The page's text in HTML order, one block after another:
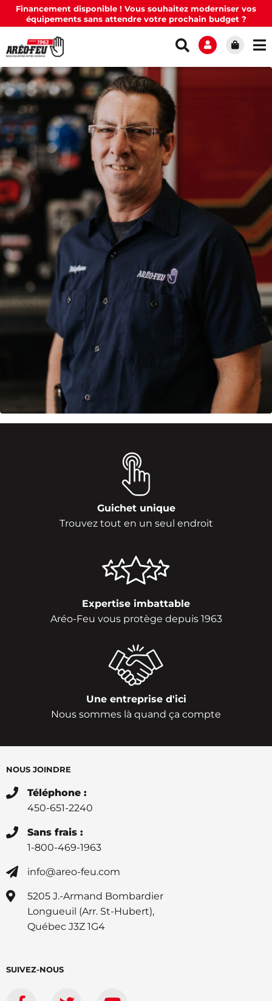
Financement disponible ! Vous souhaitez moderniser vos
équipements sans attendre votre prochain budget ?
Guichet unique
Trouvez tout en un seul endroit
Expertise imbattable
Aréo-Feu vous protège depuis 1963
Une entreprise d'ici
Nous sommes là quand ça compte
NOUS JOINDRE
Téléphone :
450-651-2240
Sans frais :
1-800-469-1963
info@areo-feu.com
5205 J.-Armand Bombardier
Longueuil (Arr. St-Hubert),
Québec J3Z 1G4
SUIVEZ-NOUS